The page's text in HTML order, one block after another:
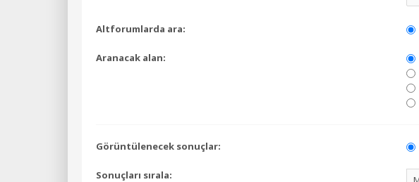
Altforumlarda ara:
Aranacak alan:
Görüntülenecek sonuçlar:
Sonuçları sırala: